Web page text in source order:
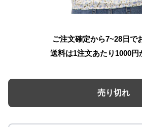
ご注文確定から7~28日で
送料は1注文あたり 1000円
売り切れ